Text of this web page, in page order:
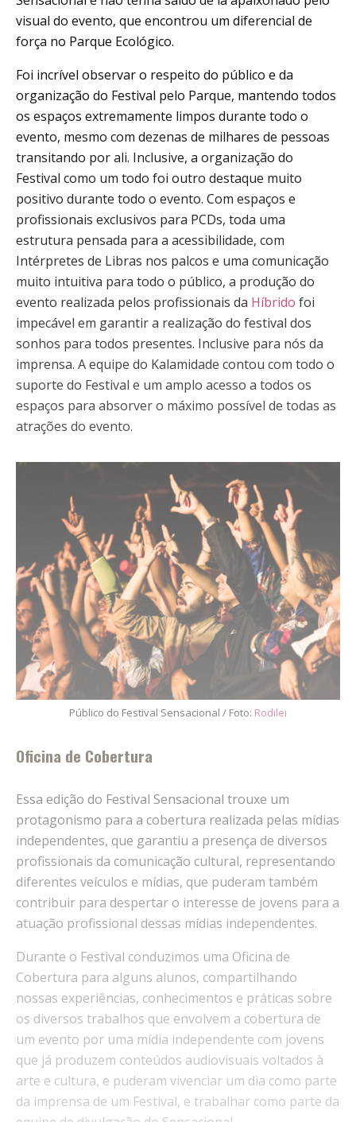
visual do evento, que encontrou um diferencial de
força no Parque Ecológico.
Foi incrível observar o respeito do público e da
organização do Festival pelo Parque, mantendo todos
os espaços extremamente limpos durante todo o
evento, mesmo com dezenas de milhares de pessoas
transitando por ali. Inclusive, a organização do
Festival como um todo foi outro destaque muito
positivo durante todo o evento. Com espaços e
profissionais exclusivos para PCDs, toda uma
estrutura pensada para a acessibilidade, com
Intérpretes de Libras nos palcos e uma comunicação
muito intuitiva para todo o público, a produção do
evento realizada pelos profissionais da Híbrido foi
impecável em garantir a realização do festival dos
sonhos para todos presentes. Inclusive para nós da
imprensa. A equipe do Kalamidade contou com todo o
suporte do Festival e um amplo acesso a todos os
espaços para absorver o máximo possível de todas as
atrações do evento.
Público do Festival Sensacional / Foto: Rodilei
Oficina de Cobertura
Essa edição do Festival Sensacional trouxe um
protagonismo para a cobertura realizada pelas mídias
independentes, que garantiu a presença de diversos
profissionais da comunicação cultural, representando
diferentes veículos e mídias, que puderam também
contribuir para despertar o interesse de jovens para a
atuação profissional dessas mídias independentes.
Durante o Festival conduzimos uma Oficina de
Cobertura para alguns alunos, compartilhando
nossas experiências, conhecimentos e práticas sobre
os diversos trabalhos que envolvem a cobertura de
um evento por uma mídia independente com jovens
que já produzem conteúdos audiovisuais voltados à
arte e cultura, e puderam vivenciar um dia como parte
da imprensa de um Festival, e trabalhar como parte da